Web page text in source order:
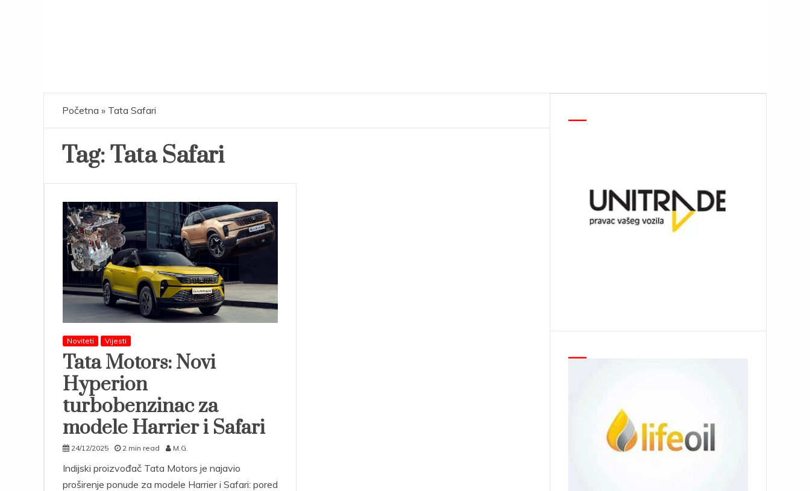
Početna » Tata Safari
Tag:Tata Safari
Noviteti Vijesti
Tata Motors: Novi
Hyperion
turbobenzinac za
modele Harrier i Safari
24/12/2025 2 min read M.G.
Indijski proizvođač Tata Motors je najavio
proširenje ponude za modele Harrier i Safari: pored